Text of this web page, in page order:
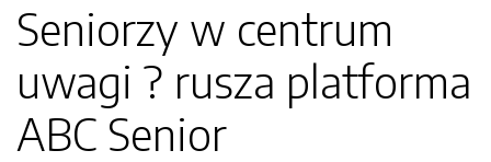
Seniorzy w centrum
uwagi ? rusza platforma
ABC Senior